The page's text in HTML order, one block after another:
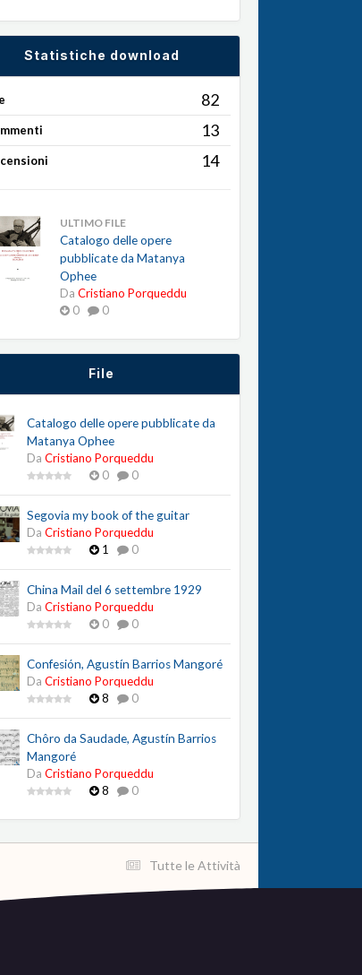
Statistiche download
82
13
14
ULTIMO FILE
Catalogo delle opere
pubblicate da Matanya
Ophee
Da Cristiano Porqueddu
0
0
File
Catalogo delle opere pubblicate da
Matanya Ophee
Da Cristiano Porqueddu
0
0
Segovia my book of the guitar
Da Cristiano Porqueddu
1
0
China Mail del 6 settembre 1929
Da Cristiano Porqueddu
0
0
Confesión, Agustín Barrios Mangoré
Da Cristiano Porqueddu
8
0
Chôro da Saudade, Agustín Barrios
Mangoré
Da Cristiano Porqueddu
8
0
Tutte le Attività